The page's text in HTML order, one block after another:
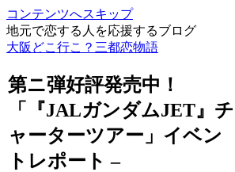
コンテンツへスキップ
地元で恋する人を応援するブログ
大阪どこ行こ？三都恋物語
第ニ弾好評発売中！
「『JALガンダムJET』チ
ャーターツアー」 イベン
ト レポート –